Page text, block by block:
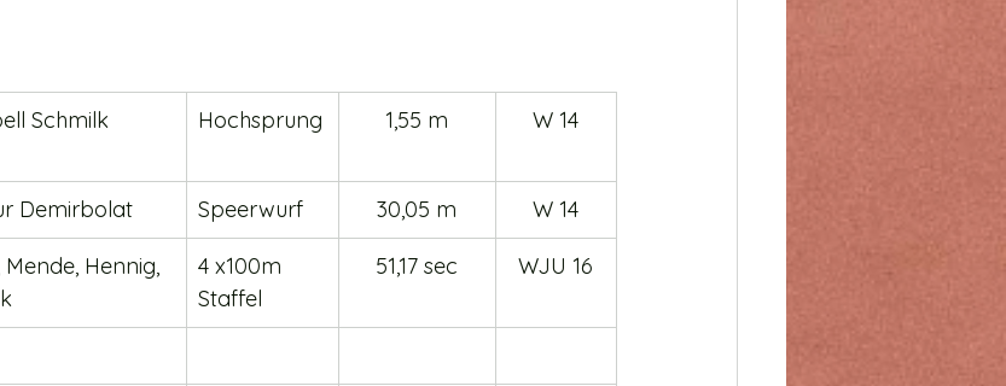
Schmilk Hochsprung 1,55 m W 14
Demirbolat Speerwurf 30,05 m W 14
Hennig,
4 x100m
Staffel
51,17 sec WJU 16